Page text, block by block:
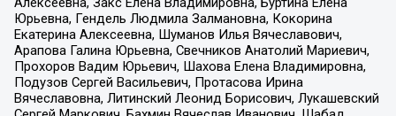
Юрьевна, Гендель Людмила Залмановна, Кокорина
Екатерина Алексеевна, Шуманов Илья Вячеславович,
Арапова Галина Юрьевна, Свечников Анатолий Мариевич,
Прохоров Вадим Юрьевич, Шахова Елена Владимировна,
Подузов Сергей Васильевич, Протасова Ирина
Вячеславовна, Литинский Леонид Борисович, Лукашевский